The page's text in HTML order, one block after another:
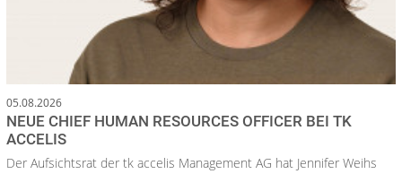
05.08.2026
NEUE CHIEF HUMAN RESOURCES OFFICER BEI TK
ACCELIS
Der Aufsichtsrat der tk accelis Management AG hat Jennifer Weihs